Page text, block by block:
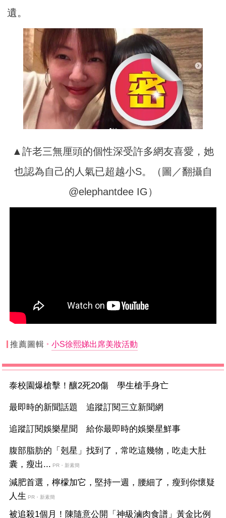
遺。
▲許老三無厘頭的個性深受許多網友喜愛，她
也認為自己的人氣已超越小S。（圖／翻攝自
@elephantdee IG）
推薦圖輯 小S徐熙娣出席美妝活動
泰校園爆槍擊！釀2死20傷 學生槍手身亡
最即時的新聞話題 追蹤訂閱三立新聞網
追蹤訂閱娛樂星聞 給你最即時的娛樂星鮮事
腹部脂肪的「剋星」找到了，常吃這幾物，吃走大肚
囊，瘦出... PR・新素簡
減肥首選，檸檬加它，堅持一週，腰細了，瘦到你懷疑
人生 PR・新素簡
被追殺1個月！陳隨意公開「神級滷肉食譜」黃金比例